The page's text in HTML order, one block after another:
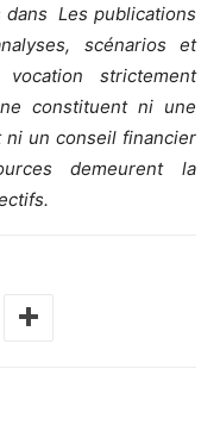
Les publications
scénarios et
strictement
constituent ni une
ni un conseil financier
demeurent la